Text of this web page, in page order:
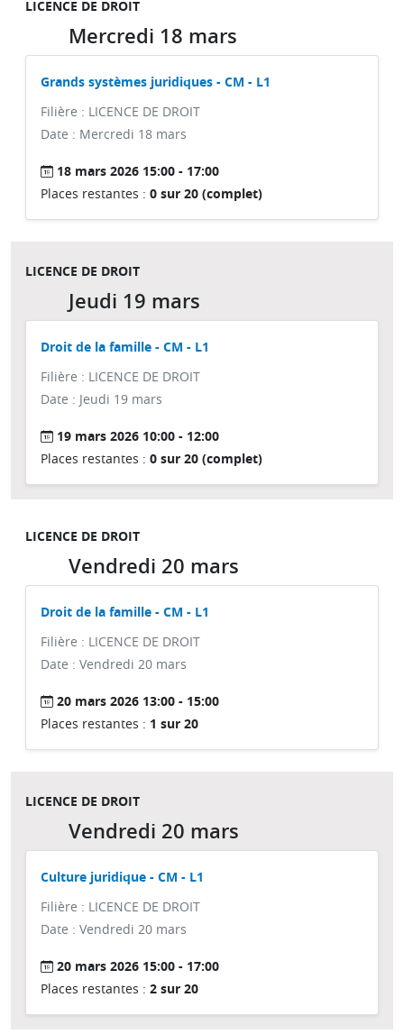
LICENCE DE DROIT
Mercredi 18 mars
Grands systèmes juridiques - CM - L1
Filière : LICENCE DE DROIT
Date : Mercredi 18 mars
18 mars 2026 15:00 - 17:00
Places restantes : 0 sur 20 (complet)
LICENCE DE DROIT
Jeudi 19 mars
Droit de la famille - CM - L1
Filière : LICENCE DE DROIT
Date : Jeudi 19 mars
19 mars 2026 10:00 - 12:00
Places restantes : 0 sur 20 (complet)
LICENCE DE DROIT
Vendredi 20 mars
Droit de la famille - CM - L1
Filière : LICENCE DE DROIT
Date : Vendredi 20 mars
20 mars 2026 13:00 - 15:00
Places restantes : 1 sur 20
LICENCE DE DROIT
Vendredi 20 mars
Culture juridique - CM - L1
Filière : LICENCE DE DROIT
Date : Vendredi 20 mars
20 mars 2026 15:00 - 17:00
Places restantes : 2 sur 20